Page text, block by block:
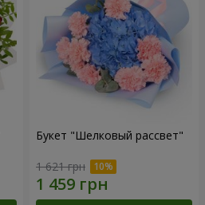
Букет "Шелковый рассвет"
1 621 грн